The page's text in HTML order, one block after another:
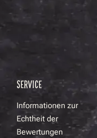
SERVICE
Informationen zur
Echtheit der
Bewertungen